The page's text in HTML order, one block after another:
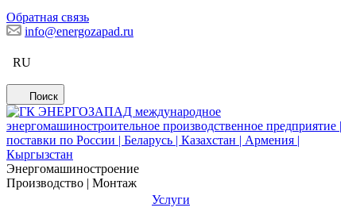
Обратная связь
info@energozapad.ru
RU
Поиск
Энергомашиностроение
Производство | Монтаж
Услуги